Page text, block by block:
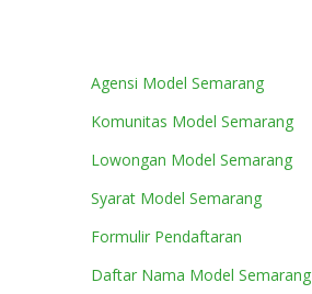
Agensi Model Semarang
Komunitas Model Semarang
Lowongan Model Semarang
Syarat Model Semarang
Formulir Pendaftaran
Daftar Nama Model Semarang